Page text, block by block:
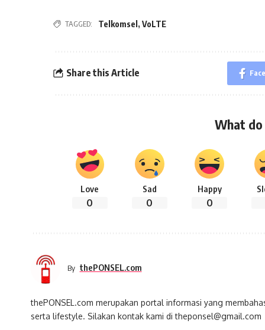
TAGGED: Telkomsel ,VoLTE
Share this Article
What
Love
0
Sad
0
Happy
0
By thePONSEL.com
thePONSEL.com merupakan portal informasi yang
serta lifestyle. Silakan kontak kami di theponsel@gmail.com